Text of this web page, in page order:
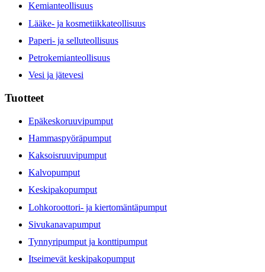
Kemianteollisuus
Lääke- ja kosmetiikkateollisuus
Paperi- ja selluteollisuus
Petrokemianteollisuus
Vesi ja jätevesi
Tuotteet
Epäkeskoruuvipumput
Hammaspyöräpumput
Kaksoisruuvipumput
Kalvopumput
Keskipakopumput
Lohkoroottori- ja kiertomäntäpumput
Sivukanavapumput
Tynnyripumput ja konttipumput
Itseimevät keskipakopumput